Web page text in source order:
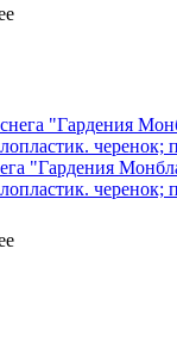
"Гардения
черенок;